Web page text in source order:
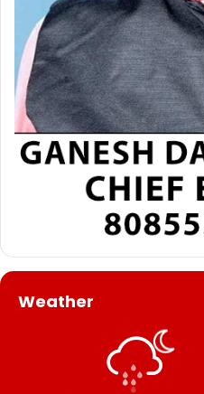
Weather